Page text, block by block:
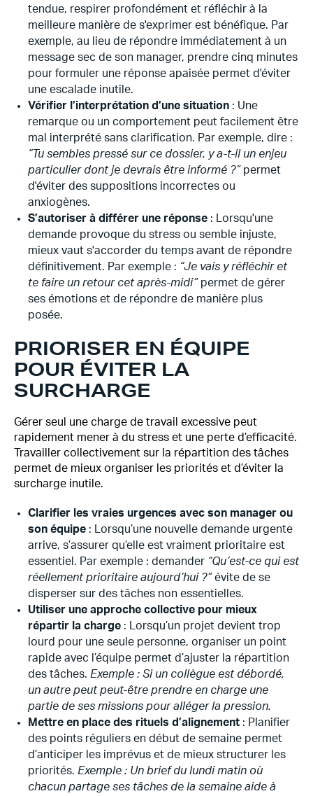
tendue, respirer profondément et réfléchir à la
meilleure manière de s'exprimer est bénéfique. Par
exemple, au lieu de répondre immédiatement à un
message sec de son manager, prendre cinq minutes
pour formuler une réponse apaisée permet d'éviter
une escalade inutile.
Vérifier l’interprétation d’une situation : Une
remarque ou un comportement peut facilement être
mal interprété sans clarification. Par exemple, dire :
“Tu sembles pressé sur ce dossier, y a-t-il un enjeu
particulier dont je devrais être informé ?” permet
d'éviter des suppositions incorrectes ou
anxiogènes.
S’autoriser à différer une réponse : Lorsqu'une
demande provoque du stress ou semble injuste,
mieux vaut s'accorder du temps avant de répondre
définitivement. Par exemple : “Je vais y réfléchir et
te faire un retour cet après-midi” permet de gérer
ses émotions et de répondre de manière plus
posée.
PRIORISER EN ÉQUIPE
POUR ÉVITER LA
SURCHARGE
Gérer seul une charge de travail excessive peut
rapidement mener à du stress et une perte d’efficacité.
Travailler collectivement sur la répartition des tâches
permet de mieux organiser les priorités et d’éviter la
surcharge inutile.
Clarifier les vraies urgences avec son manager ou
son équipe : Lorsqu’une nouvelle demande urgente
arrive, s’assurer qu’elle est vraiment prioritaire est
essentiel. Par exemple : demander “Qu’est-ce qui est
réellement prioritaire aujourd’hui ?” évite de se
disperser sur des tâches non essentielles.
Utiliser une approche collective pour mieux
répartir la charge : Lorsqu’un projet devient trop
lourd pour une seule personne, organiser un point
rapide avec l’équipe permet d’ajuster la répartition
des tâches. Exemple : Si un collègue est débordé,
un autre peut peut-être prendre en charge une
partie de ses missions pour alléger la pression.
Mettre en place des rituels d’alignement : Planifier
des points réguliers en début de semaine permet
d’anticiper les imprévus et de mieux structurer les
priorités. Exemple : Un brief du lundi matin où
chacun partage ses tâches de la semaine aide à